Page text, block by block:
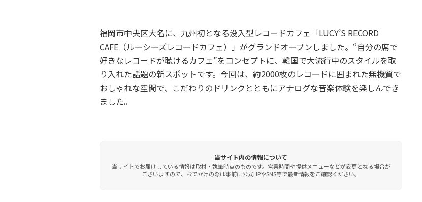
福岡市中央区大名に、九州初となる没入型レコードカフェ「LUCY’S RECORD
CAFE（ルーシーズレコードカフェ）」がグランドオープンしました。“自分の席で
好きなレコードが聴けるカフェ”をコンセプトに、韓国で大流行中のスタイルを取
り入れた話題の新スポットです。今回は、約2000枚のレコードに囲まれた無機質で
おしゃれな空間で、こだわりのドリンクとともにアナログな音楽体験を楽しんでき
ました。
当サイト内の情報について
当サイトでお届けしている情報は取材・執筆時点のものです。営業時間や提供メニューなどが変更となる場合が
ございますので、おでかけの際は事前に公式HPやSNS等で最新情報をご確認ください。